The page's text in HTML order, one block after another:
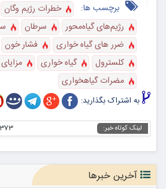
برچسب ها: خطرات رژیم وگان
رژیم‌های گیاه‌محور
سرطان
ضرر های گیاه خواری
فشار خون
کلسترول
گیاه خواری
مضرات گیاهخواری
به اشتراک بگذارید:
لینک کوتاه خبر:
آخرین خبرها